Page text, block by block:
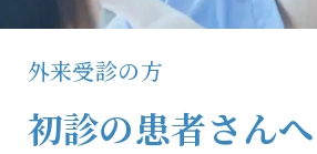
外来受診の方
初診の患者さんへ